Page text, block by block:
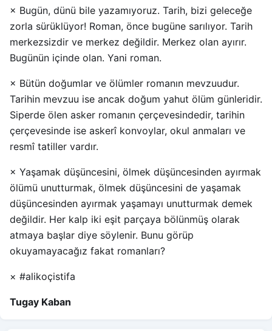
× Bugün, dünü bile yazamıyoruz. Tarih, bizi geleceğe
zorla sürüklüyor! Roman, önce bugüne sarılıyor. Tarih
merkezsizdir ve merkez değildir. Merkez olan ayırır.
Bugünün içinde olan. Yani roman.
× Bütün doğumlar ve ölümler romanın mevzuudur.
Tarihin mevzuu ise ancak doğum yahut ölüm günleridir.
Siperde ölen asker romanın çerçevesindedir, tarihin
çerçevesinde ise askerî konvoylar, okul anmaları ve
resmî tatiller vardır.
× Yaşamak düşüncesini, ölmek düşüncesinden ayırmak
ölümü unutturmak, ölmek düşüncesini de yaşamak
düşüncesinden ayırmak yaşamayı unutturmak demek
değildir. Her kalp iki eşit parçaya bölünmüş olarak
atmaya başlar diye söylenir. Bunu görüp
okuyamayacağız fakat romanları?
× #alikoçistifa
Tugay Kaban